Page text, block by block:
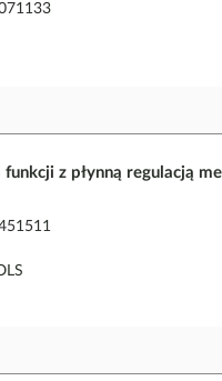
z płynną regulacją